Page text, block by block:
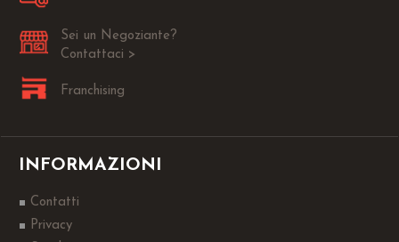
Sei un Negoziante?
Contattaci >
Franchising
INFORMAZIONI
Contatti
Privacy